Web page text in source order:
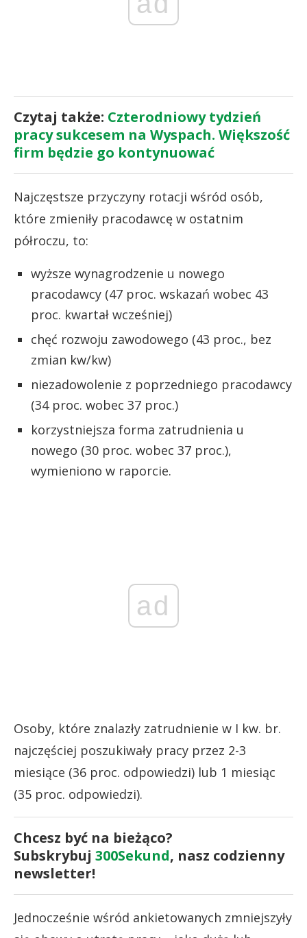
Czytaj także: Czterodniowy tydzień
pracy sukcesem na Wyspach. Większość
firm będzie go kontynuować
Najczęstsze przyczyny rotacji wśród osób,
które zmieniły pracodawcę w ostatnim
półroczu, to:
wyższe wynagrodzenie u nowego
pracodawcy (47 proc. wskazań wobec 43
proc. kwartał wcześniej)
chęć rozwoju zawodowego (43 proc., bez
zmian kw/kw)
niezadowolenie z poprzedniego pracodawcy
(34 proc. wobec 37 proc.)
korzystniejsza forma zatrudnienia u
nowego (30 proc. wobec 37 proc.),
wymieniono w raporcie.
ad
Osoby, które znalazły zatrudnienie w I kw. br.
najczęściej poszukiwały pracy przez 2-3
miesiące (36 proc. odpowiedzi) lub 1 miesiąc
(35 proc. odpowiedzi).
Chcesz być na bieżąco?
Subskrybuj 300Sekund, nasz codzienny
newsletter!
Jednocześnie wśród ankietowanych zmniejszyły